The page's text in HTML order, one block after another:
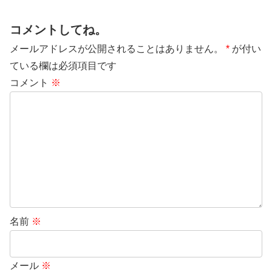
コメントしてね。
メールアドレスが公開されることはありません。 * が付い
ている欄は必須項目です
コメント ※
名前 ※
メール ※